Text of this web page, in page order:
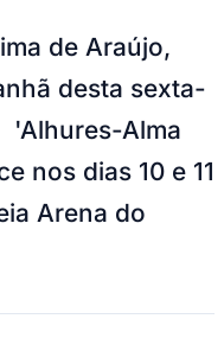
de Araújo,
desta sexta-
'Alhures-Alma
nos dias 10 e 11
Arena do